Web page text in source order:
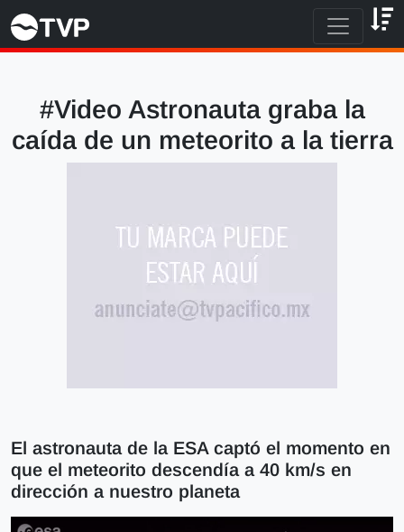
#Video Astronauta graba la
caída de un meteorito a la tierra
El astronauta de la ESA captó el momento en
que el meteorito descendía a 40 km/s en
dirección a nuestro planeta